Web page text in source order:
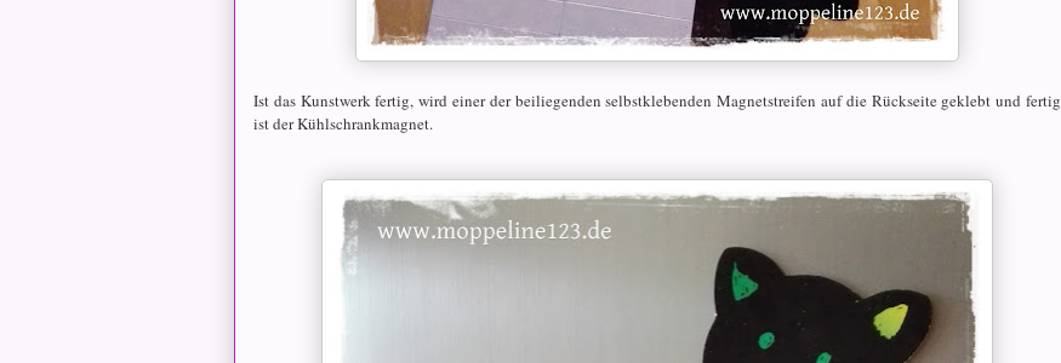
Ist das Kunstwerk fertig, wird einer der beiliegenden selbstklebenden Magnetstreifen auf die Rückseite geklebt und fertig
ist der Kühlschrankmagnet.